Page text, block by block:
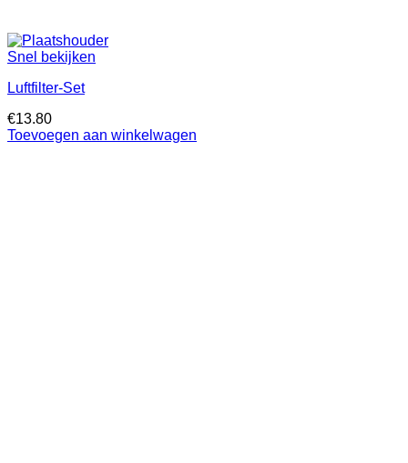
Snel bekijken
Luftfilter-Set
€13.80
Toevoegen aan winkelwagen